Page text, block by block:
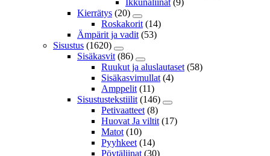
Ikkunaliinat (9)
Kierrätys (20)
Roskakorit (14)
Ämpärit ja vadit (53)
Sisustus (1620)
Sisäkasvit (86)
Ruukut ja aluslautaset (58)
Sisäkasvimullat (4)
Amppelit (11)
Sisustustekstiilit (146)
Petivaatteet (8)
Huovat Ja viltit (17)
Matot (10)
Pyyhkeet (14)
Pöytäliinat (30)